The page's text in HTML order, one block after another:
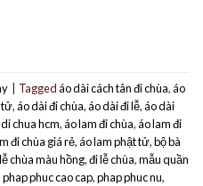
Taggedáo dài cách tân đi chùa,áo
tử,áo dài đi chùa,áo dài đi lễ,áo dài
chua hcm,áo lam đi chùa,áo lam đi
đi chùa giá rẻ,áo lam phật tử,bộ bà
chùa màu hồng,đi lễ chùa,mẫu quần
phap phuc cao cap,phap phuc nu,